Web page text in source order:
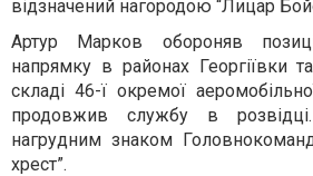
відзначений нагородою “Лицар
Артур Марков обороняв
напрямку в районах Георгіївки
складі 46-ї окремої
продовжив службу в
нагрудним знаком
хрест”.